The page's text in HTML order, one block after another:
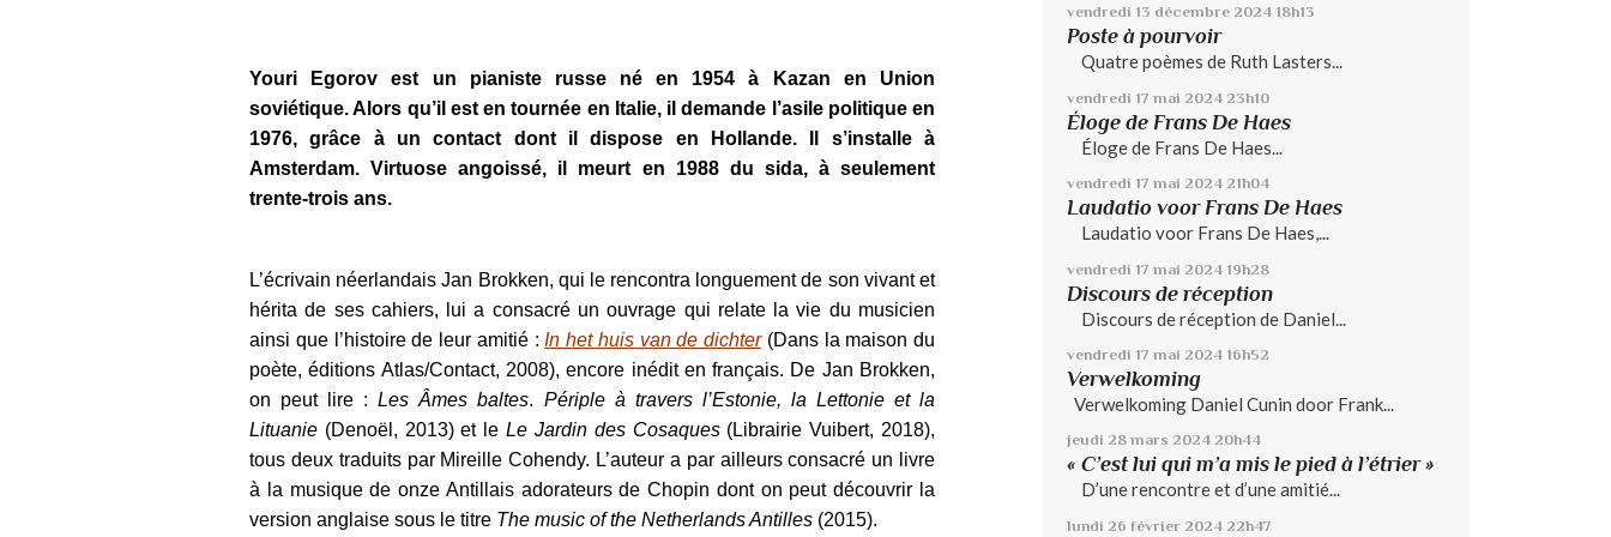
Youri Egorov est un pianiste russe né en 1954 à Kazan en Union
soviétique. Alors qu’il est en tournée en Italie, il demande l’asile politique en
1976, grâce à un contact dont il dispose en Hollande. Il s’installe à
Amsterdam. Virtuose angoissé, il meurt en 1988 du sida, à seulement
trente-trois ans.
L’écrivain néerlandais Jan Brokken, qui le rencontra longuement de son vivant et
hérita de ses cahiers, lui a consacré un ouvrage qui relate la vie du musicien
ainsi que l’histoire de leur amitié :In het huis van de dichter (Dans la maison du
poète, éditions Atlas/Contact, 2008), encore inédit en français. De Jan Brokken,
on peut lire :Les Âmes baltes. Périple à travers l’Estonie, la Lettonie et la
Lituanie (Denoël, 2013) et leLe Jardin des Cosaques (Librairie Vuibert, 2018),
tous deux traduits par Mireille Cohendy. L’auteur a par ailleurs consacré un livre
à la musique de onze Antillais adorateurs de Chopin dont on peut découvrir la
version anglaise sous le titre The music of the Netherlands Antilles (2015).
vendredi 13 décembre 2024 18h13
Poste à pourvoir
Quatre poèmes de Ruth Lasters...
vendredi 17 mai 2024 23h10
Éloge de Frans De Haes
Éloge de Frans De Haes...
vendredi 17 mai 2024 21h04
Laudatio voor Frans De Haes
Laudatio voor Frans De Haes,...
vendredi 17 mai 2024 19h28
Discours de réception
Discours de réception de Daniel...
vendredi 17 mai 2024 16h52
Verwelkoming
Verwelkoming Daniel Cunin door Frank...
jeudi 28 mars 2024 20h44
« C’est lui qui m’a mis le pied à l’étrier »
D’une rencontre et d’une amitié...
lundi 26 février 2024 22h47